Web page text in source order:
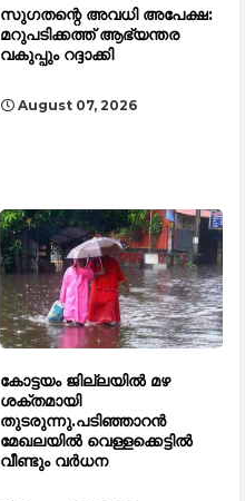
സുഗതന്റെ അവധി അപേക്ഷ:
മറുപടിക്കത്ത് ആഭ്യന്തര
വകുപ്പും റദ്ദാക്കി
August 07, 2026
കോട്ടയം ജില്ലയിൽ മഴ
ശക്തമായി
തുടരുന്നു.പടിഞ്ഞാറൻ
മേഖലയിൽ വെള്ളക്കെട്ടിൽ
വീണ്ടും വർധന